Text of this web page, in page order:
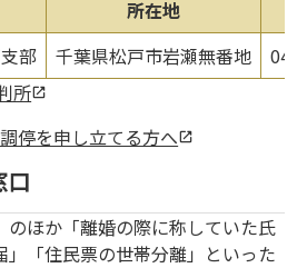
所在地
部
千葉県松戸市岩瀬無番地
所
停を申し立てる方へ
口
のほか「離婚の際に称していた氏
」「住民票の世帯分離」といった